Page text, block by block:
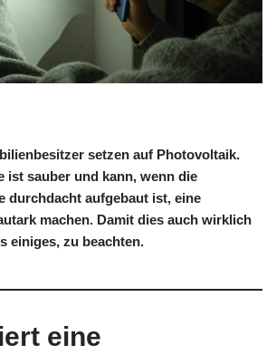
setzen auf Photovoltaik.
ist sauber und kann, wenn die
durchdacht aufgebaut ist, eine
machen. Damit dies auch wirklich
einiges, zu beachten.
eine